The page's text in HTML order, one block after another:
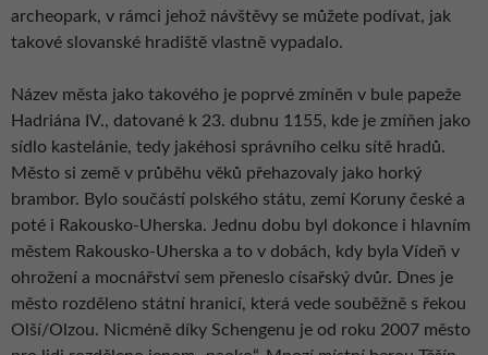
archeopark, v rámci jehož návštěvy se můžete podívat, jak
takové slovanské hradiště vlastně vypadalo.
Název města jako takového je poprvé zmíněn v bule papeže
Hadriána IV., datované k 23. dubnu 1155, kde je zmíňen jako
sídlo kastelánie, tedy jakéhosi správního celku sítě hradů.
Město si země v průběhu věků přehazovaly jako horký
brambor. Bylo součástí polského státu, zemí Koruny české a
poté i Rakousko-Uherska. Jednu dobu byl dokonce i hlavním
městem Rakousko-Uherska a to v dobách, kdy byla Vídeň v
ohrožení a mocnářství sem přeneslo císařský dvůr. Dnes je
město rozděleno státní hranicí, která vede souběžně s řekou
Olší/Olzou. Nicméně díky Schengenu je od roku 2007 město